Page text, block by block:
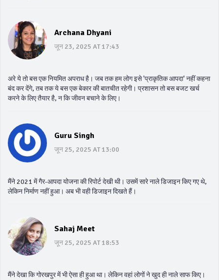
Archana Dhyani
जून 23, 2025 AT 17:43
अरे ये तो बस एक नियमित अपराध है। जब तक हम लोग इसे 'प्राकृतिक आपदा' नहीं कहना
बंद कर देंगे, तब तक ये बस एक बेकार की बातचीत रहेगी। प्रशासन तो बस बजट खर्च
करने के लिए तैयार है, न कि जीवन बचाने के लिए।
Guru Singh
जून 25, 2025 AT 13:00
मैंने 2021 में गैर-आपदा योजना की रिपोर्ट देखी थी। उसमें सारे नाले डिजाइन किए गए थे,
लेकिन निर्माण नहीं हुआ। अब भी वही डिजाइन दिखते हैं।
Sahaj Meet
जून 25, 2025 AT 18:53
मैंने देखा कि गोरखपुर में भी ऐसा ही हुआ था। लेकिन वहां लोगों ने खुद ही नाले साफ किए।